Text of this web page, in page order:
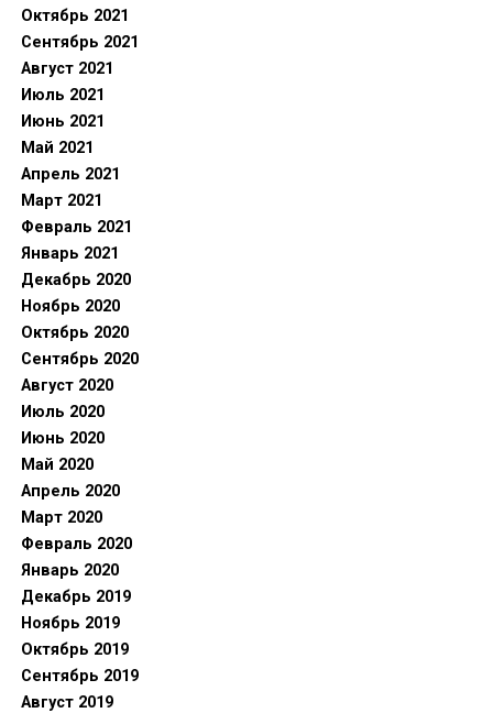
Октябрь 2021
Сентябрь 2021
Август 2021
Июль 2021
Июнь 2021
Май 2021
Апрель 2021
Март 2021
Февраль 2021
Январь 2021
Декабрь 2020
Ноябрь 2020
Октябрь 2020
Сентябрь 2020
Август 2020
Июль 2020
Июнь 2020
Май 2020
Апрель 2020
Март 2020
Февраль 2020
Январь 2020
Декабрь 2019
Ноябрь 2019
Октябрь 2019
Сентябрь 2019
Август 2019